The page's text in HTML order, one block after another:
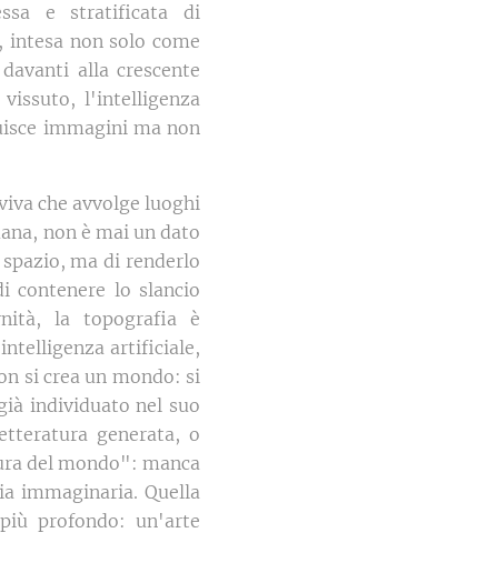
e stratificata di
non solo come
alla crescente
l'intelligenza
immagini ma non
che avvolge luoghi
non è mai un dato
ma di renderlo
contenere lo slancio
la topografia è
artificiale,
si crea un mondo: si
individuato nel suo
generata, o
del mondo": manca
immaginaria. Quella
profondo: un'arte